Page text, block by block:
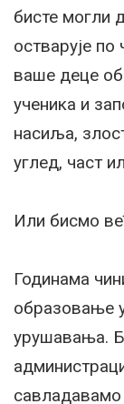
бисте могли
остварује
ваше деце
ученика и
насиља,
углед, част
Или бисмо
Годинама
образовање
урушавања.